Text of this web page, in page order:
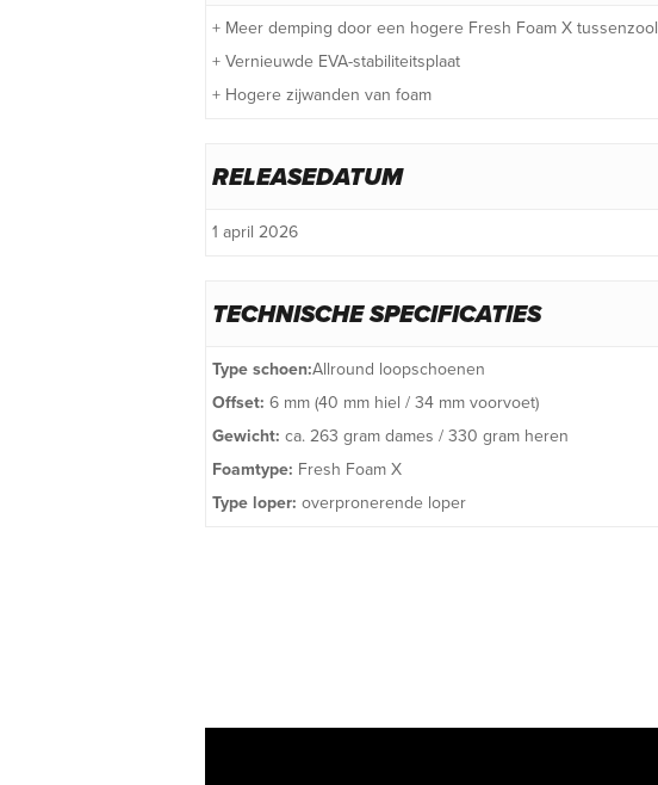
+ Meer demping door een hogere Fresh Foam X tussenzool
+ Vernieuwde EVA-stabiliteitsplaat
+ Hogere zijwanden van foam
RELEASEDATUM
1 april 2026
TECHNISCHE SPECIFICATIES
Type schoen:Allround loopschoenen
Offset: 6 mm (40 mm hiel / 34 mm voorvoet)
Gewicht: ca. 263 gram dames / 330 gram heren
Foamtype: Fresh Foam X
Type loper: overpronerende loper